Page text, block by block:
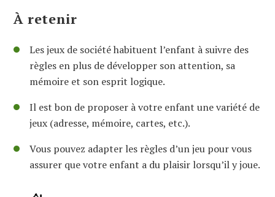
À retenir
Les jeux de société habituent l’enfant à suivre des
règles en plus de développer son attention, sa
mémoire et son esprit logique.
Il est bon de proposer à votre enfant une variété de
jeux (adresse, mémoire, cartes, etc.).
Vous pouvez adapter les règles d’un jeu pour vous
assurer que votre enfant a du plaisir lorsqu’il y joue.